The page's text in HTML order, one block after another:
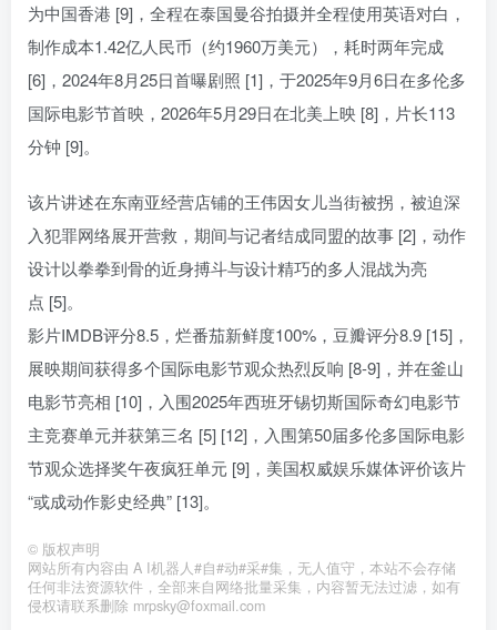
为中国香港 [9]，全程在泰国曼谷拍摄并全程使用英语对白，
制作成本1.42亿人民币（约1960万美元），耗时两年完成
[6]，2024年8月25日首曝剧照 [1]，于2025年9月6日在多伦多
国际电影节首映，2026年5月29日在北美上映 [8]，片长113
分钟 [9]。
该片讲述在东南亚经营店铺的王伟因女儿当街被拐，被迫深
入犯罪网络展开营救，期间与记者结成同盟的故事 [2]，动作
设计以拳拳到骨的近身搏斗与设计精巧的多人混战为亮
点 [5]。
影片IMDB评分8.5，烂番茄新鲜度100%，豆瓣评分8.9 [15]，
展映期间获得多个国际电影节观众热烈反响 [8-9]，并在釜山
电影节亮相 [10]，入围2025年西班牙锡切斯国际奇幻电影节
主竞赛单元并获第三名 [5] [12]，入围第50届多伦多国际电影
节观众选择奖午夜疯狂单元 [9]，美国权威娱乐媒体评价该片
“或成动作影史经典” [13]。
© 版权声明
网站所有内容由 A I机器人#自#动#采#集，无人值守，本站不会存储
任何非法资源软件，全部来自网络批量采集，内容暂无法过滤，如有
侵权请联系删除 mrpsky@foxmail.com